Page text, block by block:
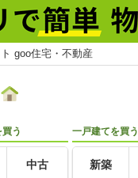
goo住宅・不動産
う
中古
一戸建てを買う
新築